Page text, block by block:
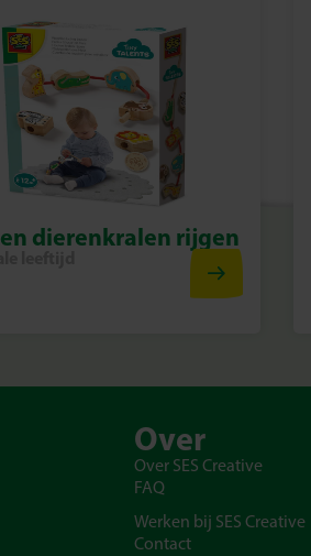
dierenkralen rijgen
Over
Over SES Creative
FAQ
Werken bij SES Creative
Contact